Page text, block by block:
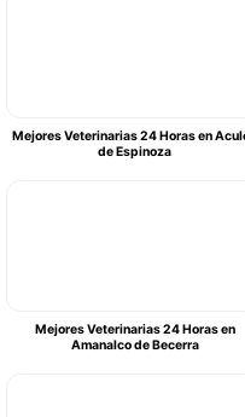
Mejores Veterinarias 24 Horas en
de Espinoza
Mejores Veterinarias 24 Horas en
Amanalco de Becerra